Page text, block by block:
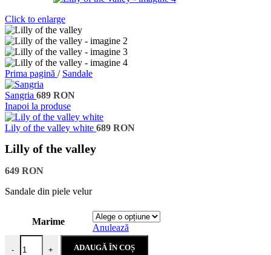
Click to enlarge
Prima pagină / Sandale
Sangria 689 RON
Inapoi la produse
Lily of the valley white 689 RON
Lilly of the valley
649 RON
Sandale din piele velur
Marime
Anulează
-
Cantitate Lilly of the valley
+ ADAUGĂ ÎN COȘ